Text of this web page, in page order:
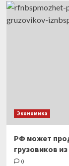
о
Экономика
РФ может
грузовиков
0